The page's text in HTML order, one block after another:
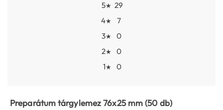
5★ 29
4★
7
3★
0
2★
0
1★ 0
Preparátum tárgylemez 76x25 mm (50 db)